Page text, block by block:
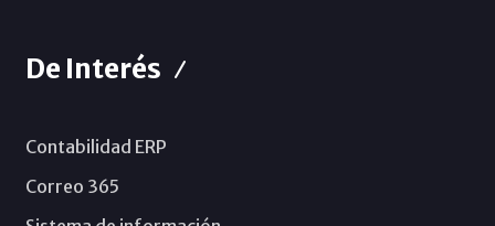
De Interés
Contabilidad ERP
Correo 365